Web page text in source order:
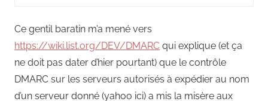
Ce gentil baratin m’a mené vers
https://wiki.list.org/DEV/DMARC qui explique (et ça
ne doit pas dater d’hier pourtant) que le contrôle
DMARC sur les serveurs autorisés à expédier au nom
d’un serveur donné (yahoo ici) a mis la misère aux